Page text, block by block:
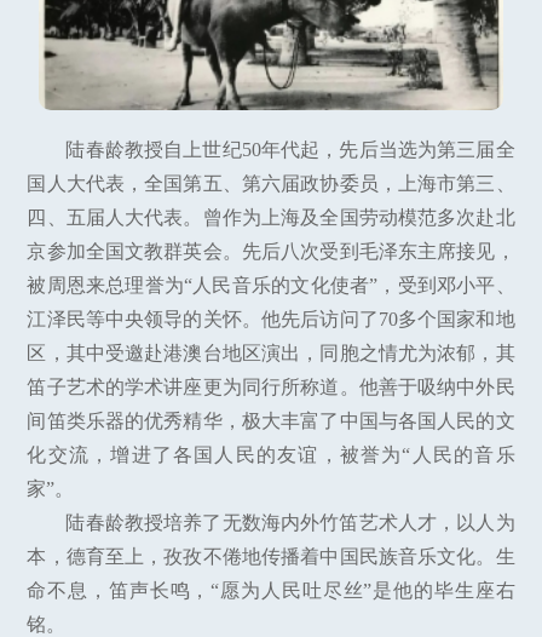
陆春龄教授自上世纪50年代起，先后当选为第三届全
国人大代表，全国第五、第六届政协委员，上海市第三、
四、五届人大代表。曾作为上海及全国劳动模范多次赴北
京参加全国文教群英会。先后八次受到毛泽东主席接见，
被周恩来总理誉为“人民音乐的文化使者”，受到邓小平、
江泽民等中央领导的关怀。他先后访问了70多个国家和地
区，其中受邀赴港澳台地区演出，同胞之情尤为浓郁，其
笛子艺术的学术讲座更为同行所称道。他善于吸纳中外民
间笛类乐器的优秀精华，极大丰富了中国与各国人民的文
化交流，增进了各国人民的友谊，被誉为“人民的音乐
家”。
陆春龄教授培养了无数海内外竹笛艺术人才，以人为
本，德育至上，孜孜不倦地传播着中国民族音乐文化。生
命不息，笛声长鸣，“愿为人民吐尽丝”是他的毕生座右
铭。